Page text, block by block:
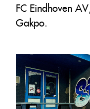
FC Eindhoven
Gakpo.